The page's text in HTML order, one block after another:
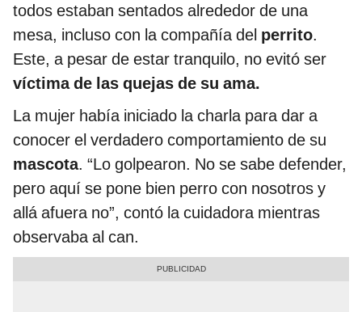
todos estaban sentados alrededor de una
mesa, incluso con la compañía del perrito.
Este, a pesar de estar tranquilo, no evitó ser
víctima de las quejas de su ama.
La mujer había iniciado la charla para dar a
conocer el verdadero comportamiento de su
mascota. “Lo golpearon. No se sabe defender,
pero aquí se pone bien perro con nosotros y
allá afuera no”, contó la cuidadora mientras
observaba al can.